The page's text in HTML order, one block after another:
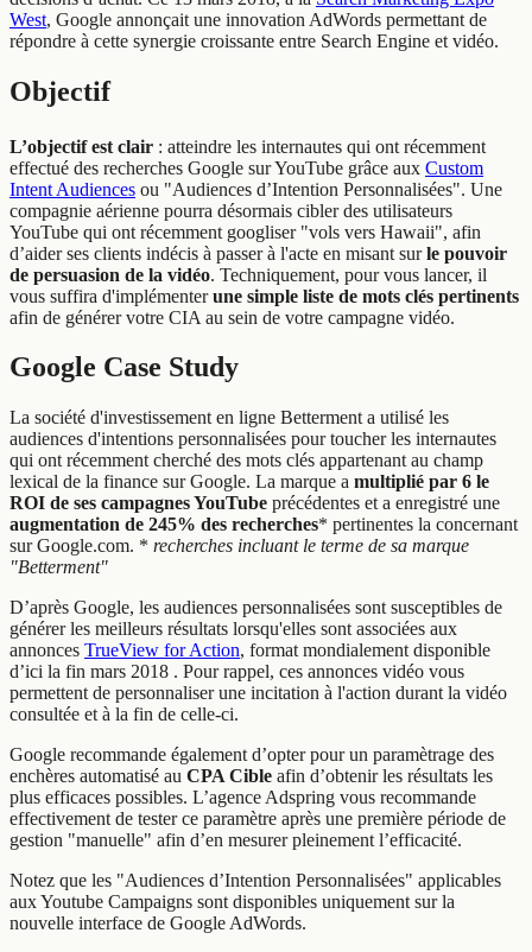
West, Google annonçait une innovation AdWords permettant de
répondre à cette synergie croissante entre Search Engine et vidéo.
Objectif
L’objectif est clair : atteindre les internautes qui ont récemment
effectué des recherches Google sur YouTube grâce aux Custom
Intent Audiences ou "Audiences d’Intention Personnalisées". Une
compagnie aérienne pourra désormais cibler des utilisateurs
YouTube qui ont récemment googliser "vols vers Hawaii", afin
d’aider ses clients indécis à passer à l'acte en misant surle pouvoir
de persuasion de la vidéo. Techniquement, pour vous lancer, il
vous suffira d'implémenterune simple liste de mots clés pertinents
afin de générer votre CIA au sein de votre campagne vidéo.
Google Case Study
La société d'investissement en ligne Betterment a utilisé les
audiences d'intentions personnalisées pour toucher les internautes
qui ont récemment cherché des mots clés appartenant au champ
lexical de la finance sur Google. La marque a multiplié par 6 le
ROI de ses campagnes YouTube précédentes et a enregistré une
augmentation de 245% des recherches* pertinentes la concernant
sur Google.com. * recherches incluant le terme de sa marque
"Betterment"
D’après Google, les audiences personnalisées sont susceptibles de
générer les meilleurs résultats lorsqu'elles sont associées aux
annonces TrueView for Action, format mondialement disponible
d’ici la fin mars 2018 . Pour rappel, ces annonces vidéo vous
permettent de personnaliser une incitation à l'action durant la vidéo
consultée et à la fin de celle-ci.
Google recommande également d’opter pour un paramètrage des
enchères automatisé au CPA Cible afin d’obtenir les résultats les
plus efficaces possibles. L’agence Adspring vous recommande
effectivement de tester ce paramètre après une première période de
gestion "manuelle" afin d’en mesurer pleinement l’efficacité.
Notez que les "Audiences d’Intention Personnalisées" applicables
aux Youtube Campaigns sont disponibles uniquement sur la
nouvelle interface de Google AdWords.